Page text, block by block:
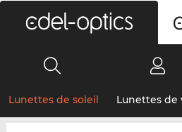
Lunettes de soleil Lunettes de